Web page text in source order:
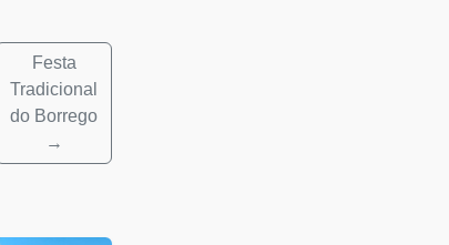
Festa
Tradicional
do Borrego
→